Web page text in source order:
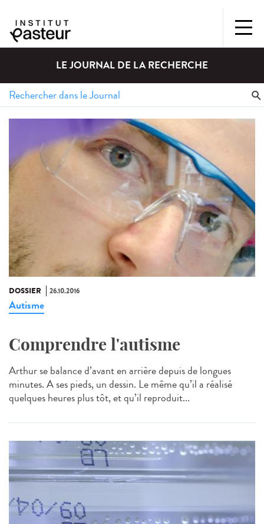
LE JOURNAL DE LA RECHERCHE
DOSSIER 26.10.2016
Autisme
Comprendre l'autisme
Arthur se balance d’avant en arrière depuis de longues
minutes. A ses pieds, un dessin. Le même qu’il a réalisé
quelques heures plus tôt, et qu’il reproduit...